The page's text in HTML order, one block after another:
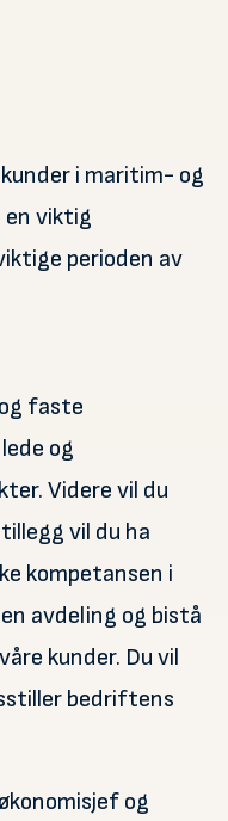
i maritim- og
viktig
perioden av
faste
og
Videre vil du
vil du ha
kompetansen i
avdeling og bistå
kunder. Du vil
bedriftens
og